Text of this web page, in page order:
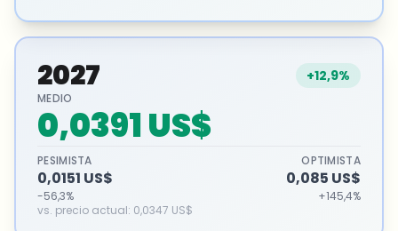
2027 +12,9%
MEDIO
0,0391 US$
PESIMISTA
0,0151 US$
-56,3%
OPTIMISTA
0,085 US$
+145,4%
vs. precio actual: 0,0347 US$